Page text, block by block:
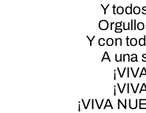
Y
Y con
A una
¡VIVA